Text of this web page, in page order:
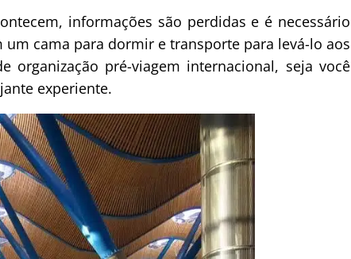
informações são perdidas e é necessário
cama para dormir e transporte para levá-lo aos
organização pré-viagem internacional, seja você
experiente.